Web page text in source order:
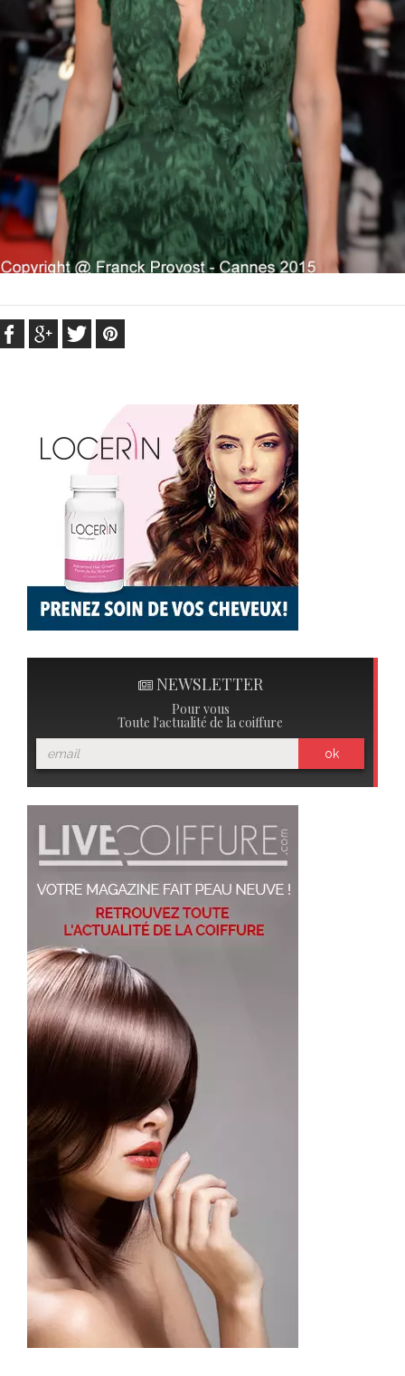
NEWSLETTER
Pour vous
Toute l'actualité de la coiffure
ok